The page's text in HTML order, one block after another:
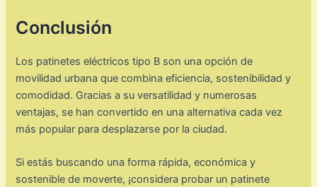
Conclusión
Los patinetes eléctricos tipo B son una opción de
movilidad urbana que combina eficiencia, sostenibilidad y
comodidad. Gracias a su versatilidad y numerosas
ventajas, se han convertido en una alternativa cada vez
más popular para desplazarse por la ciudad.
Si estás buscando una forma rápida, económica y
sostenible de moverte, ¡considera probar un patinete